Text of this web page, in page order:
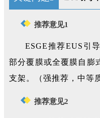
推荐意见1
ESGE推荐EUS引
部分覆膜或全覆膜自膨
支架。（强推荐，中等
推荐意见2